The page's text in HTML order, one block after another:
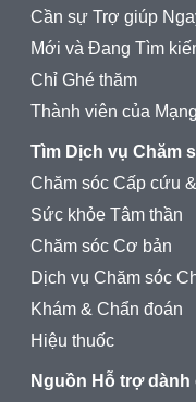
Cần sự Trợ giúp
Mới và Đang Tìm
Chỉ Ghé thăm
Thành viên của
Tìm Dịch vụ Chăm
Chăm sóc Cấp cứu
Sức khỏe Tâm thần
Chăm sóc Cơ bản
Dịch vụ Chăm sóc
Khám & Chẩn đoán
Hiệu thuốc
Nguồn Hỗ trợ